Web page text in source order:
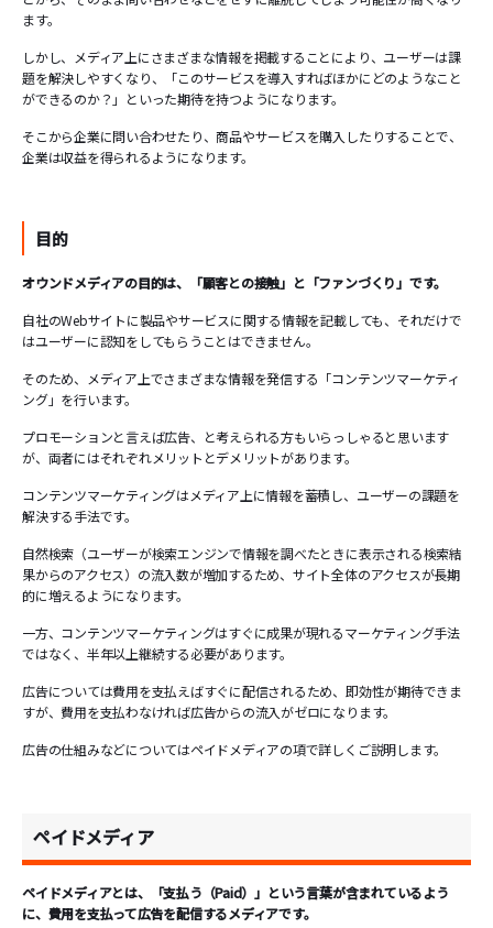
ます。
しかし、メディア上にさまざまな情報を掲載することにより、ユーザーは課
題を解決しやすくなり、「このサービスを導入すればほかにどのようなこと
ができるのか？」といった期待を持つようになります。
そこから企業に問い合わせたり、商品やサービスを購入したりすることで、
企業は収益を得られるようになります。
目的
オウンドメディアの目的は、「顧客との接触」と「ファンづくり」です。
自社のWebサイトに製品やサービスに関する情報を記載しても、それだけで
はユーザーに認知をしてもらうことはできません。
そのため、メディア上でさまざまな情報を発信する「コンテンツマーケティ
ング」を行います。
プロモーションと言えば広告、と考えられる方もいらっしゃると思います
が、両者にはそれぞれメリットとデメリットがあります。
コンテンツマーケティングはメディア上に情報を蓄積し、ユーザーの課題を
解決する手法です。
自然検索（ユーザーが検索エンジンで情報を調べたときに表示される検索結
果からのアクセス）の流入数が増加するため、サイト全体のアクセスが長期
的に増えるようになります。
一方、コンテンツマーケティングはすぐに成果が現れるマーケティング手法
ではなく、半年以上継続する必要があります。
広告については費用を支払えばすぐに配信されるため、即効性が期待できま
すが、費用を支払わなければ広告からの流入がゼロになります。
広告の仕組みなどについてはペイドメディアの項で詳しくご説明します。
ペイドメディア
ペイドメディアとは、「支払う（Paid）」という言葉が含まれているよう
に、費用を支払って広告を配信するメディアです。